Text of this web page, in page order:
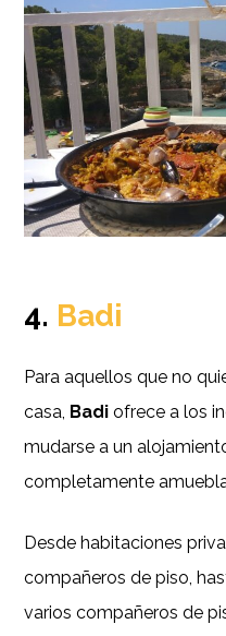
4. Badi
Para aquellos que no
casa, Badi ofrece a los
mudarse a un
completamente
Desde habitaciones
compañeros de piso,
varios compañeros de